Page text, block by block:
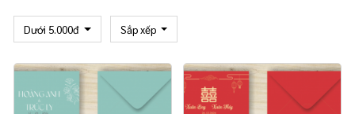
Dưới 5.000đ Sắp xếp